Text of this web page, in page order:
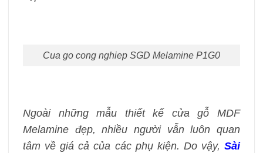
Cua go cong nghiep SGD Melamine P1G0
Ngoài những mẫu thiết kế cửa gỗ MDF
Melamine đẹp, nhiều người vẫn luôn quan
tâm về giá cả của các phụ kiện. Do vậy, Sài